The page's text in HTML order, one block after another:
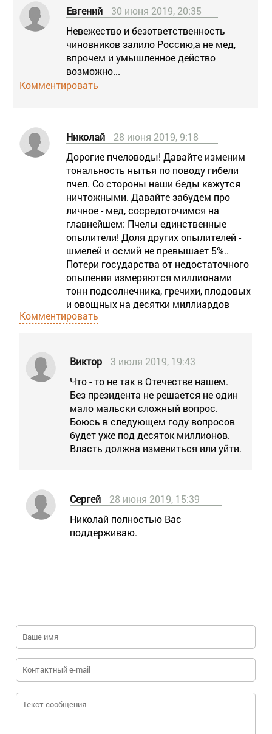
Евгений
30 июня 2019, 20:35
Невежество и безответственность
чиновников залило Россию,а не мед,
впрочем и умышленное действо
возможно...
Комментировать
Николай
28 июня 2019, 9:18
Дорогие пчеловоды! Давайте изменим
тональность нытья по поводу гибели
пчел. Со стороны наши беды кажутся
ничтожными. Давайте забудем про
личное - мед, сосредоточимся на
главнейшем: Пчелы единственные
опылители! Доля других опылителей -
шмелей и осмий не превышает 5%..
Потери государства от недостаточного
опыления измеряются миллионами
тонн подсолнечника, гречихи, плодовых
и овощных на десятки миллиардов
рублей. Пример. Одна семья на
этом урожайность повышается на 50-
70%, что эквивалентно 25 тыс. руб. Из-
за недостаточного опыления у нас
позорно низкая урожайность, Не
хватает 18 млн. пчелосемей. Для
сравнения: по подсолнечнику у нас
урожайность 10 ц/га, а на Украине 25.
Давайте не преуменьшать роль
в СМИ, правительство, суды ставьте во
главу не беды личных пасек, а
огромный ущерб для народного
хозяйства в целом. Нужно чтобы все
Комментировать
Виктор
3 июля 2019, 19:43
Что - то не так в Отечестве нашем.
Без президента не решается не один
мало мальски сложный вопрос.
Боюсь в следующем году вопросов
будет уже под десяток миллионов.
Власть должна измениться или уйти.
Сергей
28 июня 2019, 15:39
Николай полностью Вас
поддерживаю.